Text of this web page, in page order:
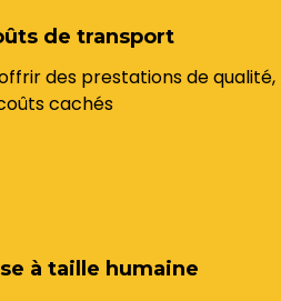
de transport
des prestations de qualité,
cachés
à taille humaine